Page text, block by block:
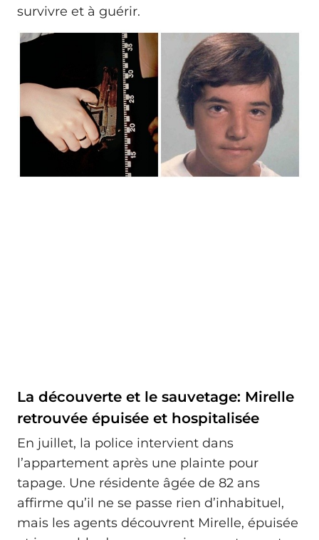
survivre et à guérir.
La découverte et le sauvetage: Mirelle
retrouvée épuisée et hospitalisée
En juillet, la police intervient dans
l’appartement après une plainte pour
tapage. Une résidente âgée de 82 ans
affirme qu’il ne se passe rien d’inhabituel,
mais les agents découvrent Mirelle, épuisée